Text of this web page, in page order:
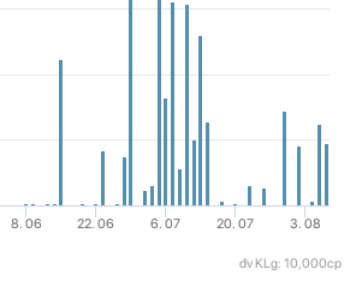
8. 06 22. 06 6. 07 20. 07 3. 08
đv KLg: 10,000cp